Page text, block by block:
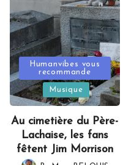
Posted
in
Humanvibes vous
recommande
Musique
Au cimetière du Père-
Lachaise, les fans
fêtent Jim Morrison